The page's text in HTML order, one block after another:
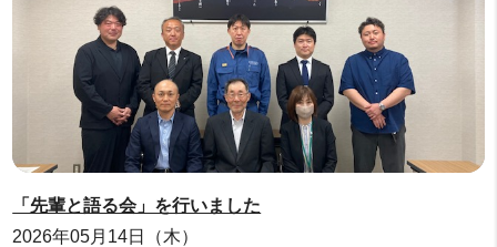
「先輩と語る会」を行いました
2026年05月14日（木）